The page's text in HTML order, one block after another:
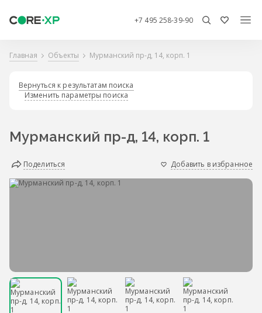
+7 495 258-39-90
Главная Объекты Мурманский пр-д, 14, корп. 1
Вернуться к результатам поиска
Изменить параметры поиска
Мурманский пр-д, 14, корп. 1
Поделиться Добавить в избранное